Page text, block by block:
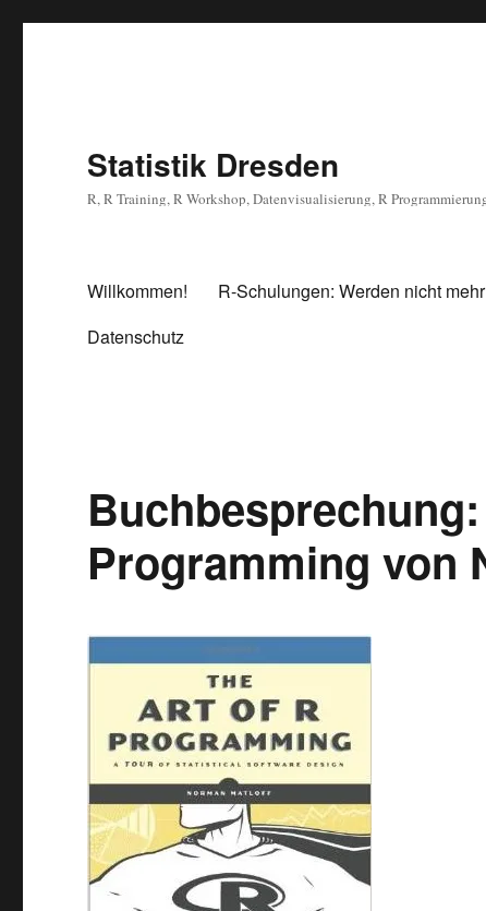
Statistik Dresden
R, R Training, R Workshop, Datenvisualisierung, R
Willkommen! R-Schulungen: Werden nicht
Datenschutz
Programming von